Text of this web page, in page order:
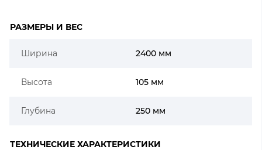
РАЗМЕРЫ И ВЕС
Ширина 2400 мм
Высота 105 мм
Глубина 250 мм
ТЕХНИЧЕСКИЕ ХАРАКТЕРИСТИКИ